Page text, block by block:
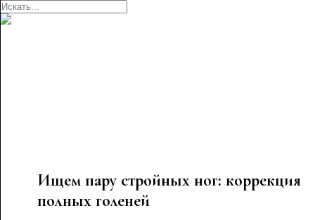
Ищем пару стройных ног: коррекция
полных голеней